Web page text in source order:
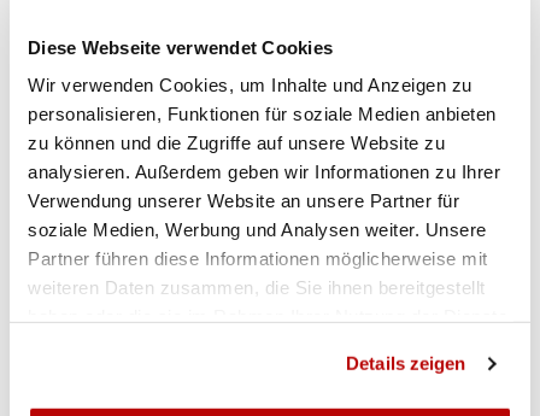
Diese Webseite verwendet Cookies
Wir verwenden Cookies, um Inhalte und Anzeigen zu
personalisieren, Funktionen für soziale Medien anbieten
zu können und die Zugriffe auf unsere Website zu
analysieren. Außerdem geben wir Informationen zu Ihrer
Verwendung unserer Website an unsere Partner für
soziale Medien, Werbung und Analysen weiter. Unsere
Partner führen diese Informationen möglicherweise mit
weiteren Daten zusammen, die Sie ihnen bereitgestellt
Details zeigen
sichtbar ist, abgeben. Bereits nach dem
Präzisionsprogramm trennte sich der „Spreu vom
Weizen“. Die mit dem besten Qualifikationsresultat
angetretene Gruppe Bulle-Grevîere I führte mit 557
Punkten vor Montagny & evirons mit 553 Punkten
und Titelverteidiger Schmitten-Flamatt mit 549
Punkten. Auf dem vierten Zwischenrang war die
Nachwuchsgruppe Villneuve II – angeführt von der
gängige Aussage „ der C-Wettkampf wird in der
Regel durch den Schnellfeuerteil entschieden, hat